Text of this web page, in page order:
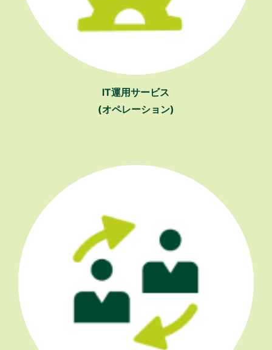
IT運用サービス
(オペレーション)